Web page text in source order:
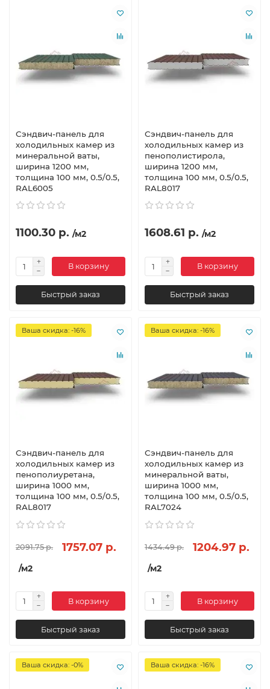
Сэндвич-панель для
холодильных камер из
минеральной ваты,
ширина 1200 мм,
толщина 100 мм, 0.5/0.5,
RAL6005
1100.30 р. /м2
В корзину
Быстрый заказ
Сэндвич-панель для
холодильных камер из
пенополистирола,
ширина 1200 мм,
толщина 100 мм, 0.5/0.5,
RAL8017
1608.61 р. /м2
В корзину
Быстрый заказ
Ваша скидка: -16%
Сэндвич-панель для
холодильных камер из
пенополиуретана,
ширина 1000 мм,
толщина 100 мм, 0.5/0.5,
RAL8017
2091.75 р. 1757.07 р.
/м2
В корзину
Быстрый заказ
Ваша скидка: -16%
Сэндвич-панель для
холодильных камер из
минеральной ваты,
ширина 1000 мм,
толщина 100 мм, 0.5/0.5,
RAL7024
1434.49 р. 1204.97 р.
/м2
В корзину
Быстрый заказ
Ваша скидка: -0% Ваша скидка: -16%